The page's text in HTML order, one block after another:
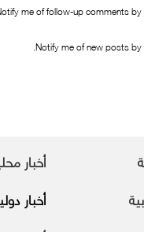
me of follow-up comments by
Notify me of new posts by
أخبار
أخبار